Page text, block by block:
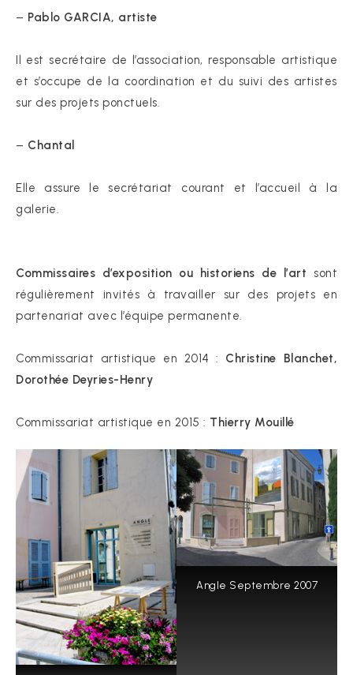
– Pablo GARCIA, artiste
Il est secrétaire de l’association, responsable artistique
et s’occupe de la coordination et du suivi des artistes
sur des projets ponctuels.
– Chantal
Elle assure le secrétariat courant et l’accueil à la
galerie.
Commissaires d’exposition ou historiens de l’art sont
régulièrement invités à travailler sur des projets en
partenariat avec l’équipe permanente.
Commissariat artistique en 2014 : Christine Blanchet,
Dorothée Deyries-Henry
Commissariat artistique en 2015 : Thierry Mouillé
Angle Septembre 2007